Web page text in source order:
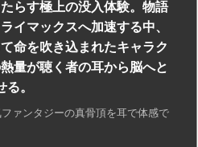
らす極上の没入体験。物語
イマックスへ加速する中、
命を吹き込まれたキャラク
量が聴く者の耳から脳へと
。
ァンタジーの真骨頂を耳で体感で